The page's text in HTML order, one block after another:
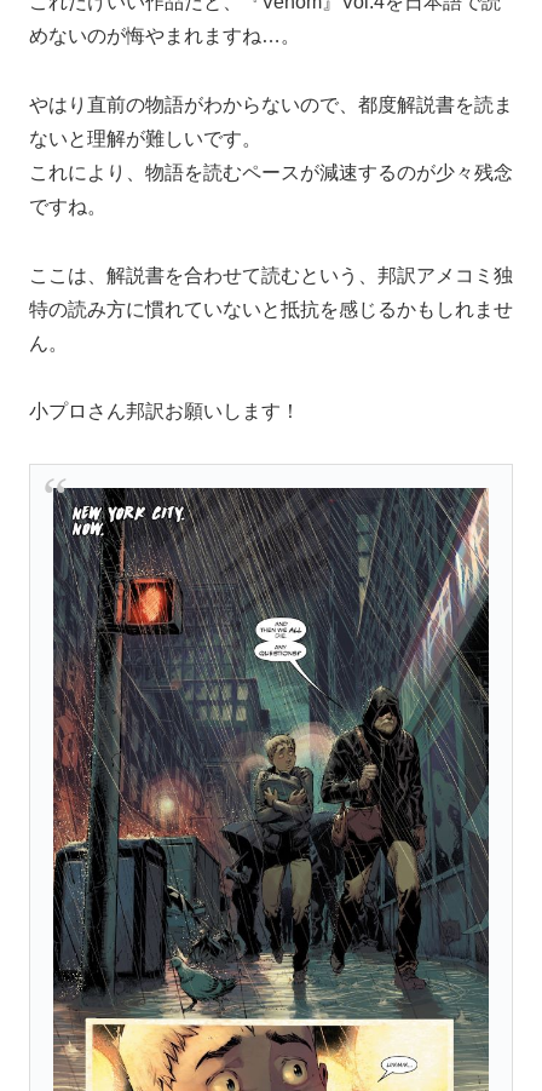
めないのが悔やまれますね…。
やはり直前の物語がわからないので、都度解説書を読ま
ないと理解が難しいです。
これにより、物語を読むペースが減速するのが少々残念
ですね。
ここは、解説書を合わせて読むという、邦訳アメコミ独
特の読み方に慣れていないと抵抗を感じるかもしれませ
ん。
小プロさん邦訳お願いします！